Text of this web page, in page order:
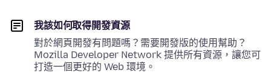
我該如何取得開發資源
對於網頁開發有問題嗎？需要開發版的使用幫助？
Mozilla Developer Network 提供所有資源，讓您可
打造一個更好的 Web 環境。